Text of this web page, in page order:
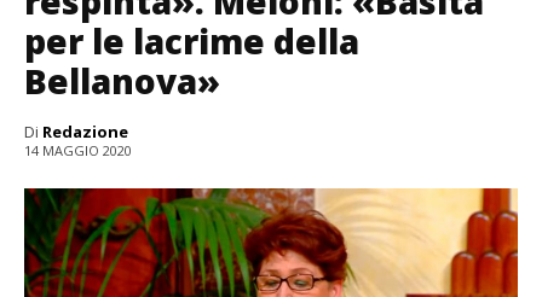
per le lacrime della
Bellanova»
Di Redazione
14 MAGGIO 2020